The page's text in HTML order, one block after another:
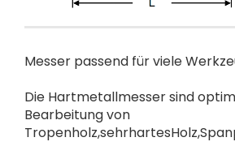
Messer passend für viele
Die Hartmetallmesser sind
Bearbeitung von